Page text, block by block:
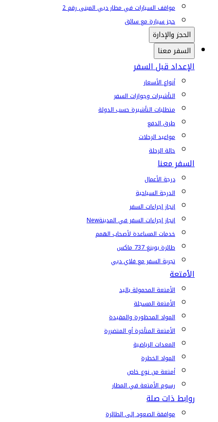
مواقف السيارات في مطار دبي المبنى رقم 2
حجز سيارة مع سائق
الحجز والإدارة
السفر معنا
الإعداد قبل السفر
أنواع الأسعار
التأشيرات وجوازات السفر
متطلبات التأشيرة حسب الدولة
طرق الدفع
مواعيد الرحلات
حالة الرحلة
السفر معنا
درجة الأعمال
الدرجة السياحية
إنجاز إجراءات السفر
إنجاز إجراءات السفر في المدينةNew
خدمات المساعدة لأصحاب الهمم
طائرة بوينغ 737 ماكس
تجربة السفر مع فلاي دبي
الأمتعة
الأمتعة المحمولة باليد
الأمتعة المسجلة
المواد المحظورة والمقيدة
الأمتعة المتأخرة أو المتضررة
المعدات الرياضية
المواد الخطرة
أمتعة من نوع خاص
رسوم الأمتعة في المطار
روابط ذات صلة
موافقة الصعود إلى الطائرة